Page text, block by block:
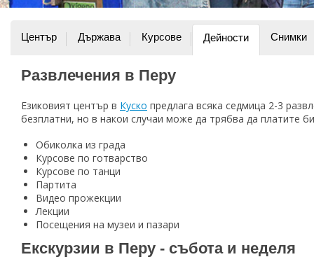
Център Държава Курсове Дейности Снимки
Развлечения в Перу
Езиковият център в Куско предлага всяка седмица 2-3
безплатни, но в накои случаи може да трябва да платите
Обиколка из града
Курсове по готварство
Курсове по танци
Партита
Видео прожекции
Лекции
Посещения на музеи и пазари
Екскурзии в Перу - събота и неделя